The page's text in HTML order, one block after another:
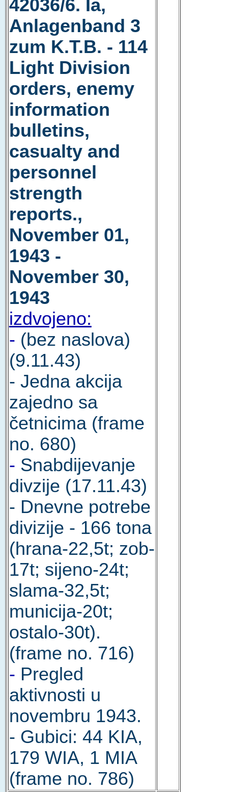
42036/6. Ia,
Anlagenband 3
zum K.T.B. - 114
Light Division
orders, enemy
information
bulletins,
casualty and
personnel
strength
reports.,
November 01,
1943 -
November 30,
1943
izdvojeno:
- (bez naslova)
(9.11.43)
- Jedna akcija
zajedno sa
četnicima (frame
no. 680)
- Snabdijevanje
divzije (17.11.43)
- Dnevne potrebe
divizije - 166 tona
(hrana-22,5t; zob-
17t; sijeno-24t;
slama-32,5t;
municija-20t;
ostalo-30t).
(frame no. 716)
- Pregled
aktivnosti u
novembru 1943.
- Gubici: 44 KIA,
179 WIA, 1 MIA
(frame no. 786)